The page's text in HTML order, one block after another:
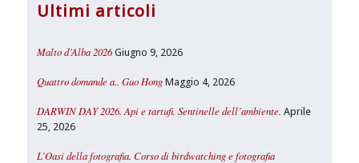
Ultimi articoli
Malto d’Alba 2026 Giugno 9, 2026
Quattro domande a.. Guo Hong Maggio 4, 2026
DARWIN DAY 2026. Api e tartufi. Sentinelle dell’ambiente. Aprile
25, 2026
L’Oasi della fotografia. Corso di birdwatching e fotografia